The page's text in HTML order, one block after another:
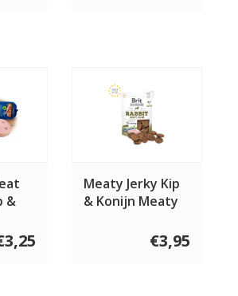
&
Meaty Jerky Kip
& Konijn Meaty
€3,95